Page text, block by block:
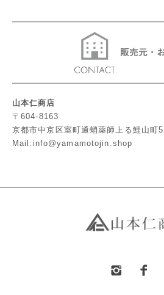
山本仁商店
〒604-8163
京都市中京区室町通蛸薬師上る鯉山町
Mail:info@yamamotojin.shop